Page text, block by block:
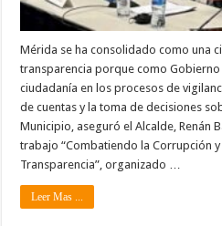
Mérida se ha consolidado como una
transparencia porque como
ciudadanía en los procesos de
de cuentas y la toma de decisiones
Municipio, aseguró el Alcalde, Renán
trabajo “Combatiendo la Corrupción
Transparencia”, organizado …
Leer Mas ...